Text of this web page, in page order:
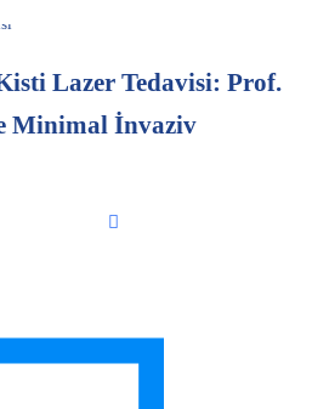
Lazer Tedavisi: Prof.
Minimal İnvaziv